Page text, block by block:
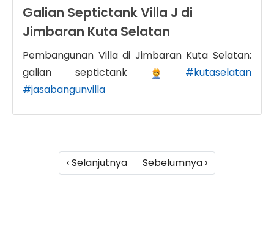
Galian Septictank Villa J di
Jimbaran Kuta Selatan
Pembangunan Villa di Jimbaran Kuta Selatan:
galian septictank
#kutaselatan
#jasabangunvilla
‹ Selanjutnya Sebelumnya ›